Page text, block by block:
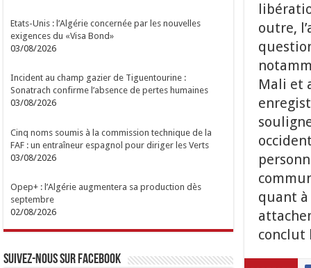
outre,
Mali et
quant
conclut
Etats-Unis : l’Algérie concernée par les nouvelles
exigences du «Visa Bond»
03/08/2026
Incident au champ gazier de Tiguentourine :
Sonatrach confirme l’absence de pertes humaines
03/08/2026
Cinq noms soumis à la commission technique de la
FAF : un entraîneur espagnol pour diriger les Verts
03/08/2026
Opep+ : l’Algérie augmentera sa production dès
septembre
02/08/2026
Suivez-nous sur Facebook